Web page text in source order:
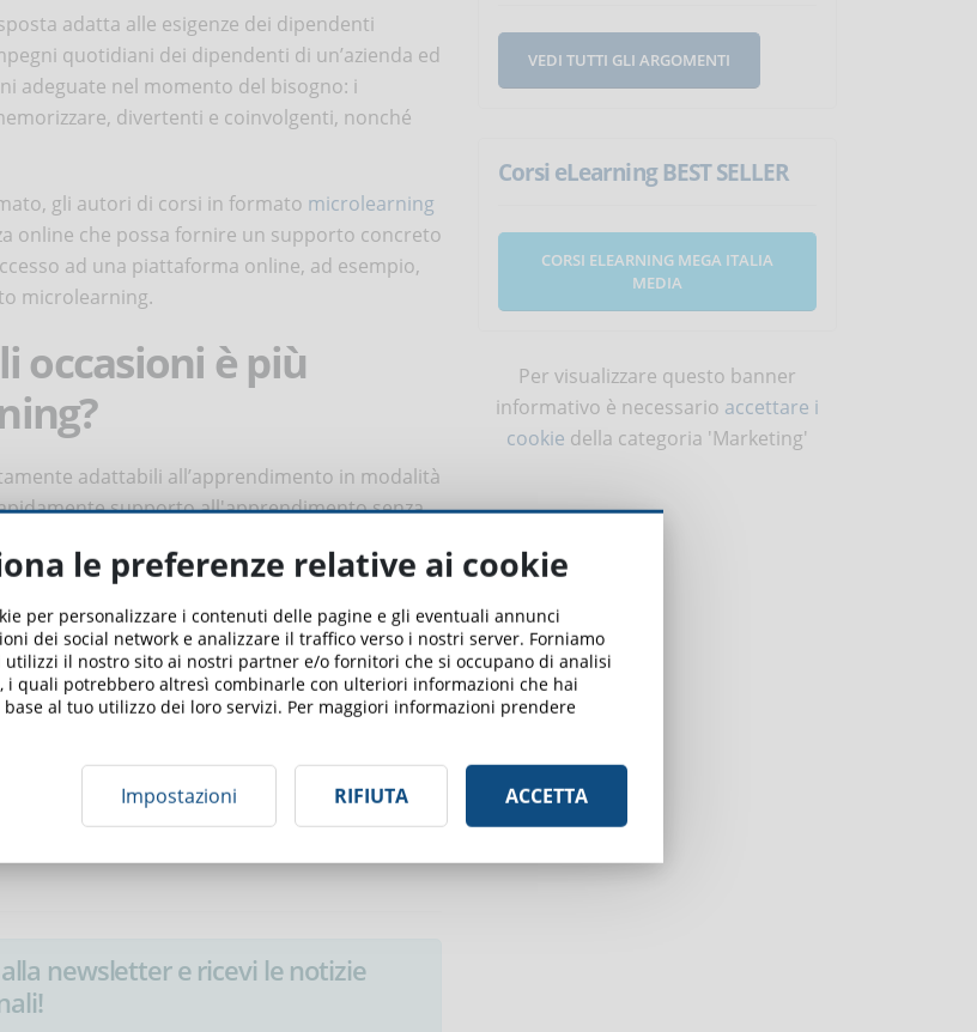
adatta alle esigenze dei dipendenti
quotidiani dei dipendenti di un’azienda ed
adeguate nel momento del bisogno: i
divertenti e coinvolgenti, nonché
gli autori di corsi in formato microlearning
online che possa fornire un supporto concreto
ad una piattaforma online, ad esempio,
microlearning.
occasioni è più
adattabili all’apprendimento in modalità
supporto all'apprendimento senza
minuti o delle slide, molto più efficaci di
della conoscenza e prevenire il
argomenti complessi.
in cui l’allievo ha a disposizione del
e superare il corso, non sembrano ancora
perché, generalmente, prevedono la
di apprendimento che potrebbe richiedere
per il futuro, in un mondo sempre più
newsletter e ricevi le notizie
VEDI TUTTI GLI ARGOMENTI
Corsi eLearning BEST SELLER
CORSI ELEARNING MEGA ITALIA
MEDIA
Per visualizzare questo banner
informativo è necessario accettare i
cookie della categoria 'Marketing'
le preferenze relative ai cookie
per personalizzare i contenuti delle pagine e gli eventuali annunci
dei social network e analizzare il traffico verso i nostri server. Forniamo
il nostro sito ai nostri partner e/o fornitori che si occupano di analisi
i quali potrebbero altresì combinarle con ulteriori informazioni che hai
al tuo utilizzo dei loro servizi. Per maggiori informazioni prendere
Impostazioni RIFIUTA ACCETTA